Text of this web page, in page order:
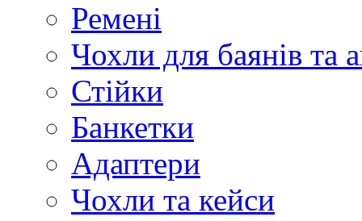
Ремені
Чохли для баянів та
Стійки
Банкетки
Адаптери
Чохли та кейси